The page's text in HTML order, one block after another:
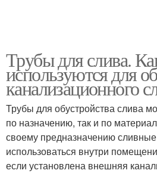
Трубы для слива.
используются для
канализационного
Трубы для обустройства слива
по назначению, так и по
своему предназначению
использоваться внутри
если установлена внешняя